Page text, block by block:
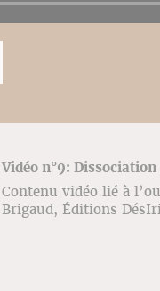
Vidéo n°9:
Contenu vidéo lié à
Brigaud, Éditions